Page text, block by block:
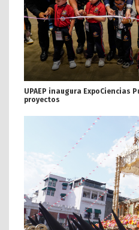
UPAEP inaugura ExpoCiencias
proyectos